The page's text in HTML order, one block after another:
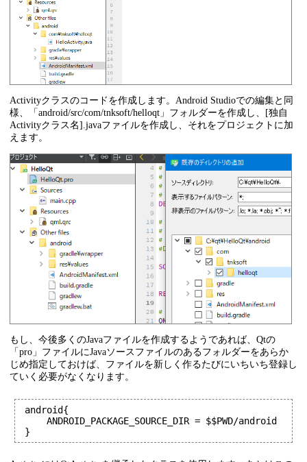
Activityクラスのコードを作成します。Android Studioでの編集と同
様、「android/src/com/tnksoft/helloqt」フォルダーを作成し、[独自
Activityクラス名].javaファイルを作成し、それをプロジェクトに加
えます。
もし、今後多くのJavaファイルを作成するようであれば、Qtの
「pro」ファイルにJavaソースファイルのあるフォルダーをあらか
じめ指定しておけば、ファイルを新しく作るたびにいちいち登録し
ていく必要がなくなります。
android{
}